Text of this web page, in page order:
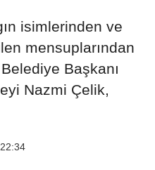
isimlerinden ve
mensuplarından
Başkanı
Nazmi Çelik,